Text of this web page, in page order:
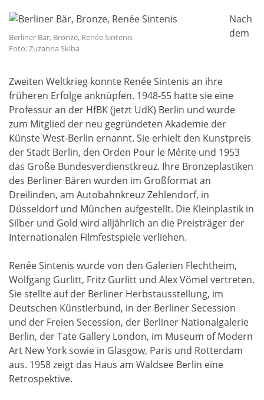
Berliner Bär, Bronze, Renée Sintenis
Foto: Zuzanna Skiba
Nach
dem
Zweiten Weltkrieg konnte Renée Sintenis an ihre
früheren Erfolge anknüpfen. 1948-55 hatte sie eine
Professur an der HfBK (jetzt UdK) Berlin und wurde
zum Mitglied der neu gegründeten Akademie der
Künste West-Berlin ernannt. Sie erhielt den Kunstpreis
der Stadt Berlin, den Orden Pour le Mérite und 1953
das Große Bundesverdienstkreuz. Ihre Bronzeplastiken
des Berliner Bären wurden im Großformat an
Dreilinden, am Autobahnkreuz Zehlendorf, in
Düsseldorf und München aufgestellt. Die Kleinplastik in
Silber und Gold wird alljährlich an die Preisträger der
Internationalen Filmfestspiele verliehen.
Renée Sintenis wurde von den Galerien Flechtheim,
Wolfgang Gurlitt, Fritz Gurlitt und Alex Vömel vertreten.
Sie stellte auf der Berliner Herbstausstellung, im
Deutschen Künstlerbund, in der Berliner Secession
und der Freien Secession, der Berliner Nationalgalerie
Berlin, der Tate Gallery London, im Museum of Modern
Art New York sowie in Glasgow, Paris und Rotterdam
aus. 1958 zeigt das Haus am Waldsee Berlin eine
Retrospektive.